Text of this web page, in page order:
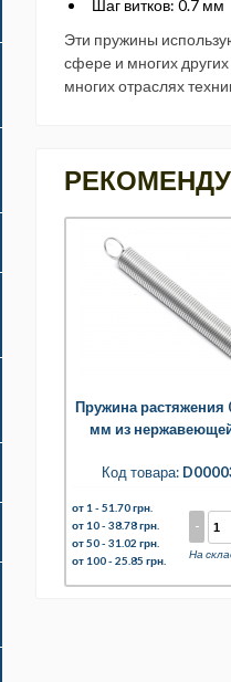
Шаг витков: 0.7 мм
Эти пружины
сфере и многих
многих отраслях
Пружина растяжения
мм из
Код товара:
от 1 - 51.70 грн.
от 10 - 38.78 грн.
от 50 - 31.02 грн.
от 100 - 25.85 грн.
-
На